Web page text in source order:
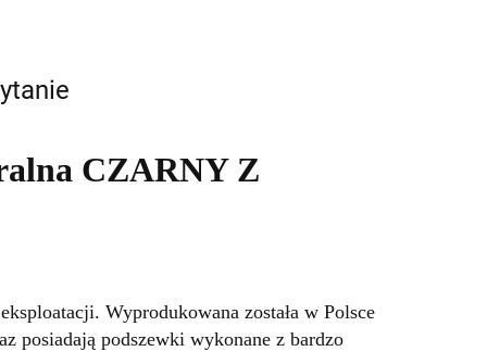
CZARNY Z
Wyprodukowana została w Polsce
posiadają podszewki wykonane z bardzo